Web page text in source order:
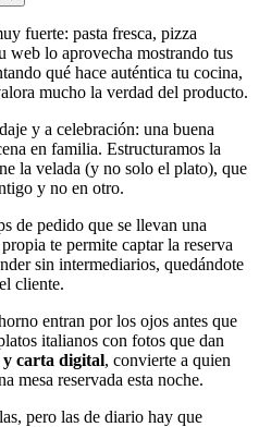
fuerte: pasta fresca, pizza
web lo aprovecha mostrando tus
qué hace auténtica tu cocina,
mucho la verdad del producto.
y a celebración: una buena
en familia. Estructuramos la
la velada (y no solo el plato), que
y no en otro.
de pedido que se llevan una
te permite captar la reserva
sin intermediarios, quedándote
cliente.
entran por los ojos antes que
italianos con fotos que dan
y carta digital, convierte a quien
mesa reservada esta noche.
pero las de diario hay que